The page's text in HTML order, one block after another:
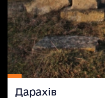
Дарахів